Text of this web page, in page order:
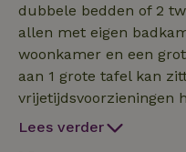
dubbele bedden of 2
allen met eigen
woonkamer en een
aan 1 grote tafel kan
vrijetijdsvoorzieningen
Biljarttafel, Finse
Lees verder